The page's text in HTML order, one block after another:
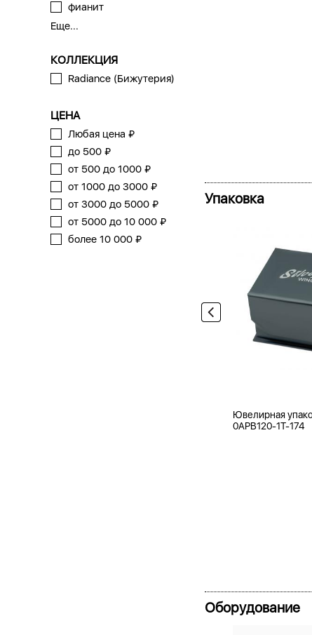
фианит
Еще...
КОЛЛЕКЦИЯ
Radiance (Бижутерия)
ЦЕНА
Любая цена ₽
до 500 ₽
от 500 до 1000 ₽
от 1000 до 3000 ₽
от 3000 до 5000 ₽
от 5000 до 10 000 ₽
более 10 000 ₽
Упаковка
Ювелирная
0APB120-1T-174
Оборудование